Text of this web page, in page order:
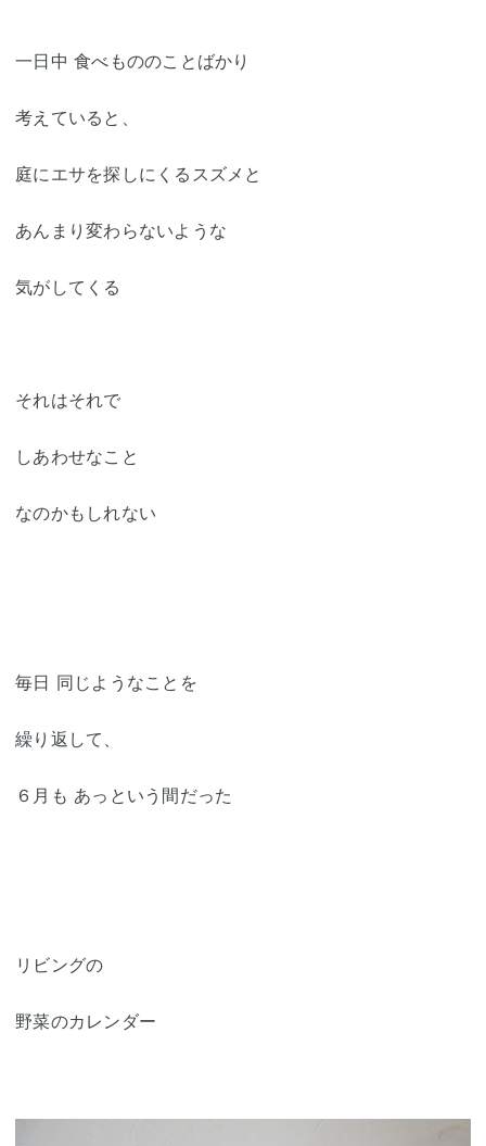
一日中 食べもののことばかり
考えていると、
庭にエサを探しにくるスズメと
あんまり変わらないような
気がしてくる
それはそれで
しあわせなこと
なのかもしれない
毎日 同じようなことを
繰り返して、
６月も あっという間だった
リビングの
野菜のカレンダー